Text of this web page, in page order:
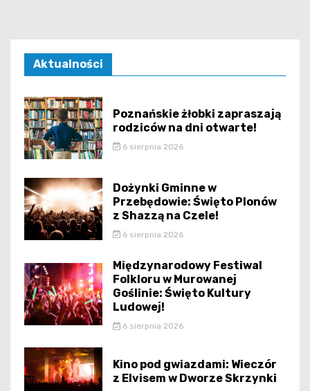
Aktualności
Poznańskie żłobki zapraszają
rodziców na dni otwarte!
6 sierpnia 2026
Dożynki Gminne w
Przebędowie: Święto Plonów
z Shazzą na Czele!
6 sierpnia 2026
Międzynarodowy Festiwal
Folkloru w Murowanej
Goślinie: Święto Kultury
Ludowej!
6 sierpnia 2026
Kino pod gwiazdami: Wieczór
z Elvisem w Dworze Skrzynki